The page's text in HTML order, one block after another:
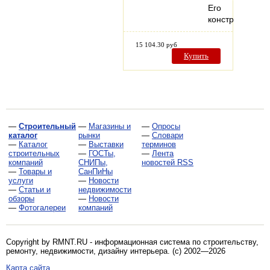
Его
конструкция…
15 104.30 руб
Купить
— Строительный
каталог
— Каталог
строительных
компаний
— Товары и
услуги
— Статьи и
обзоры
— Фотогалереи
— Магазины и
рынки
— Выставки
— ГОСТы,
СНИПы,
СанПиНы
— Новости
недвижимости
— Новости
компаний
— Опросы
— Словари
терминов
— Лента
новостей RSS
Copyright by RMNT.RU - информационная система по строительству,
ремонту, недвижимости, дизайну интерьера. (c) 2002—2026
Карта сайта